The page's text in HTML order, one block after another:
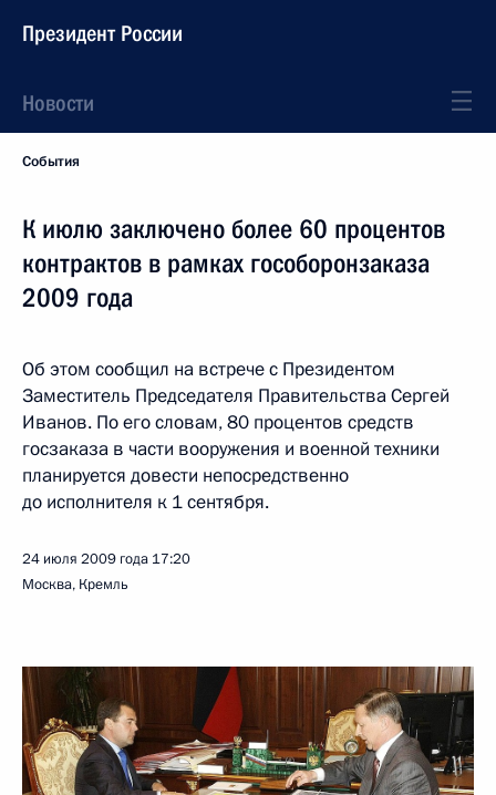
Президент России
Новости
События
К июлю заключено более 60 процентов
контрактов в рамках гособоронзаказа
2009 года
Об этом сообщил на встрече с Президентом
Заместитель Председателя Правительства Сергей
Иванов. По его словам, 80 процентов средств
госзаказа в части вооружения и военной техники
планируется довести непосредственно
до исполнителя к 1 сентября.
24 июля 2009 года 17:20
Москва, Кремль